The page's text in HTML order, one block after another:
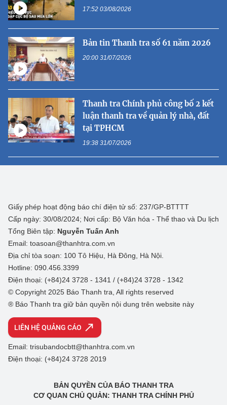
17:52 03/08/2026
Bản tin Thanh tra số 61 năm 2026
20:00 31/07/2026
Thanh tra Chính phủ công bố 2 kết
luận thanh tra về quản lý nhà, đất
tại TPHCM
19:38 31/07/2026
Giấy phép hoạt động báo chí điện tử số: 237/GP-BTTTT
Cấp ngày: 30/08/2024; Nơi cấp: Bộ Văn hóa - Thể thao và Du lịch
Tổng Biên tập: Nguyễn Tuấn Anh
Email: toasoan@thanhtra.com.vn
Địa chỉ tòa soạn: 100 Tô Hiệu, Hà Đông, Hà Nội.
Hotline: 090.456.3399
Điện thoại: (+84)24 3728 - 1341 / (+84)24 3728 - 1342
© Copyright 2025 Báo Thanh tra, All rights reserved
® Báo Thanh tra giữ bản quyền nội dung trên website này
LIÊN HỆ QUẢNG CÁO
Email: trisubandocbtt@thanhtra.com.vn
Điện thoại: (+84)24 3728 2019
BẢN QUYỀN CỦA BÁO THANH TRA
CƠ QUAN CHỦ QUẢN: THANH TRA CHÍNH PHỦ